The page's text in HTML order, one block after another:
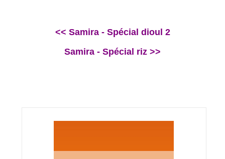
<< Samira - Spécial dioul 2
Samira - Spécial riz >>